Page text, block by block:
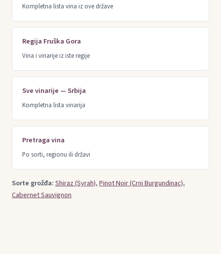
Kompletna lista vina iz ove države
Regija Fruška Gora
Vina i vinarije iz iste regije
Sve vinarije — Srbija
Kompletna lista vinarija
Pretraga vina
Po sorti, regionu ili državi
Sorte grožđa:Shiraz (Syrah),Pinot Noir (Crni Burgundinac),
Cabernet Sauvignon